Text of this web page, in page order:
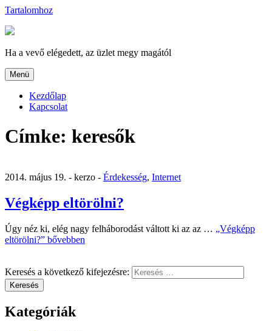
Tartalomhoz
Ha a vevő elégedett, az üzlet megy magától
Menü
Kezdőlap
Kapcsolat
Címke: keresők
2014. május 19. - kerzo - Érdekesség, Internet
Végképp eltörölni?
Úgy néz ki, elég nagy felháborodást váltott ki az az … „Végképp
eltörölni?” bővebben
Keresés a következő kifejezésre:
Keresés
Kategóriák